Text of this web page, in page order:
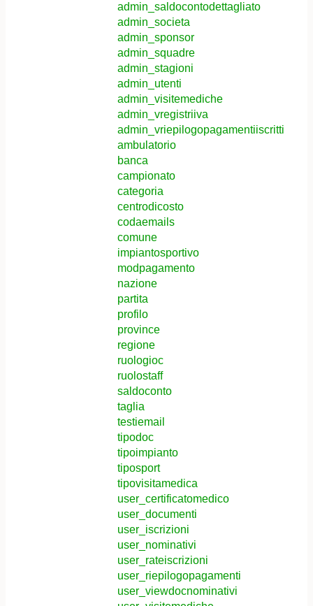
admin_saldocontodettagliato
admin_societa
admin_sponsor
admin_squadre
admin_stagioni
admin_utenti
admin_visitemediche
admin_vregistriiva
admin_vriepilogopagamentiiscritti
ambulatorio
banca
campionato
categoria
centrodicosto
codaemails
comune
impiantosportivo
modpagamento
nazione
partita
profilo
province
regione
ruologioc
ruolostaff
saldoconto
taglia
testiemail
tipodoc
tipoimpianto
tiposport
tipovisitamedica
user_certificatomedico
user_documenti
user_iscrizioni
user_nominativi
user_rateiscrizioni
user_riepilogopagamenti
user_viewdocnominativi